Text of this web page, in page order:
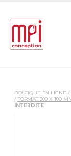
BOUTIQUE EN LIGNE /
/ FORMAT 300 X 100
INTERDITE